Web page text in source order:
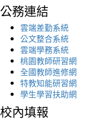
公務連結
雲端差勤系統
公文整合系統
雲端學務系統
桃園教師研習網
全國教師進修網
特教知能研習網
學生學習扶助網
校內填報